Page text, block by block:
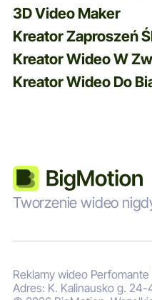
3D Video Maker
Kreator Zaproszeń
Kreator Wideo W
Kreator Wideo Do
Tworzenie wideo
Reklamy wideo Perfomante
Adres: K. Kalinausko g. 24-